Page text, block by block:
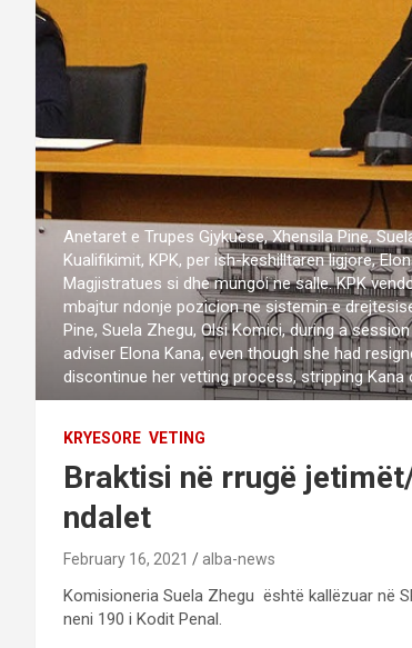
Anetaret e Trupes Gjykuese, Xhensila Pine,
Kualifikimit, KPK, per ish-keshilltaren ligjore,
Magjistratues si dhe mungoi ne salle. KPK
mbajtur ndonje pozicion ne sistemin e
Pine, Suela Zhegu, Olsi Komici, during a
adviser Elona Kana, even though she had
discontinue her vetting process, stripping
KRYESORE VETING
Braktisi në rrugë
ndalet
February 16, 2021 alba-news
Komisioneria Suela Zhegu është kallëzuar në
neni 190 i Kodit Penal.